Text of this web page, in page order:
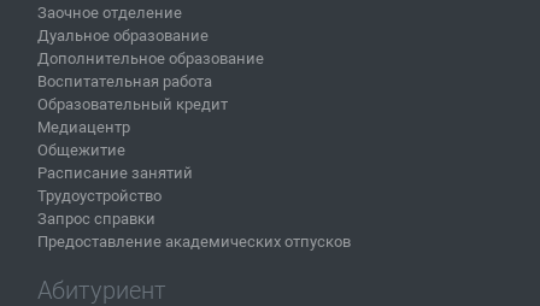
Заочное отделение
Дуальное образование
Дополнительное образование
Воспитательная работа
Образовательный кредит
Медиацентр
Общежитие
Расписание занятий
Трудоустройство
Запрос справки
Предоставление академических отпусков
Абитуриент